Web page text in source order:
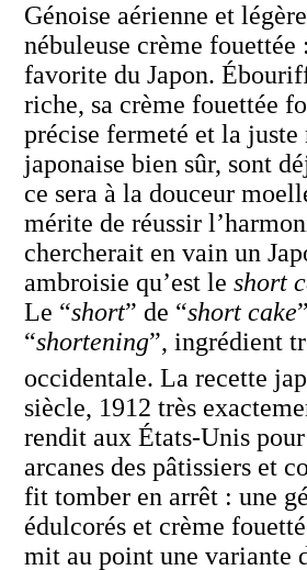
Génoise aérienne et
nébuleuse crème fouettée
favorite du Japon.
riche, sa crème fouettée
précise fermeté et la juste
japonaise bien sûr, sont
ce sera à la douceur
mérite de réussir
chercherait en vain un
ambroisie qu’est le short
Le “short” de “short cake
“shortening”, ingrédient
occidentale. La recette
siècle, 1912 très
rendit aux États-Unis
arcanes des pâtissiers et
fit tomber en arrêt : une
édulcorés et crème
mit au point une variante